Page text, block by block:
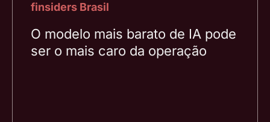
finsiders Brasil
O modelo mais barato de IA pode
ser o mais caro da operação